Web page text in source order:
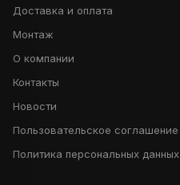
Доставка и оплата
Монтаж
О компании
Контакты
Новости
Пользовательское соглашение
Политика персональных данных